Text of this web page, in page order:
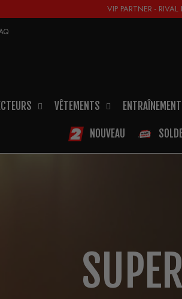
VIP PARTNER -
VÊTEMENTS ENTRAÎNEMENT
NOUVEAU